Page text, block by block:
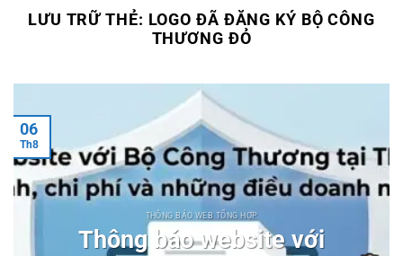
LƯU TRỮ THẺ: LOGO ĐÃ ĐĂNG KÝ BỘ CÔNG
THƯƠNG ĐỎ
THÔNG BÁO WEB TỔNG HỢP
Thông báo website với
06
Th8